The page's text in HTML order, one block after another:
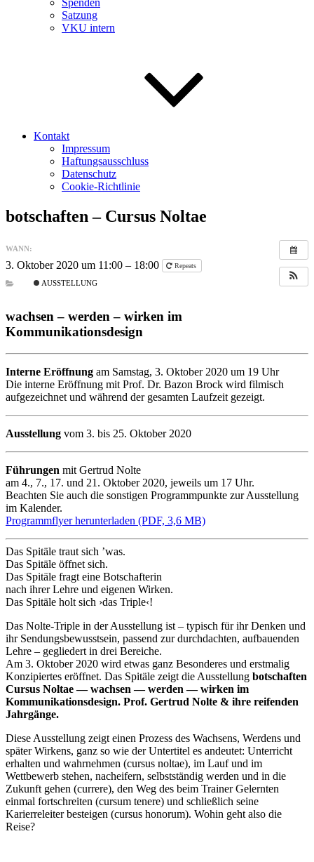
Spenden
Satzung
VKU intern
Kontakt
Impressum
Haftungsausschluss
Datenschutz
Cookie-Richtlinie
botschaften – Cursus Noltae
WANN:
3. Oktober 2020 um 11:00 – 18:00 Repeats
AUSSTELLUNG
wachsen – werden – wirken im
Kommunikationsdesign
Interne Eröffnung am Samstag, 3. Oktober 2020 um 19 Uhr
Die interne Eröffnung mit Prof. Dr. Bazon Brock wird filmisch
aufgezeichnet und während der gesamten Laufzeit gezeigt.
Ausstellung vom 3. bis 25. Oktober 2020
Führungen mit Gertrud Nolte
am 4., 7., 17. und 21. Oktober 2020, jeweils um 17 Uhr.
Beachten Sie auch die sonstigen Programmpunkte zur Ausstellung
im Kalender.
Programmflyer herunterladen (PDF, 3,6 MB)
Das Spitäle traut sich ’was.
Das Spitäle öffnet sich.
Das Spitäle fragt eine Botschafterin
nach ihrer Lehre und eigenen Wirken.
Das Spitäle holt sich ›das Triple‹!
Das Nolte-Triple in der Ausstellung ist – typisch für ihr Denken und
ihr Sendungsbewusstsein, passend zur durchdachten, aufbauenden
Lehre – gegliedert in drei Bereiche.
Am 3. Oktober 2020 wird etwas ganz Besonderes und erstmalig
Konzipiertes eröffnet. Das Spitäle zeigt die Ausstellung botschaften
Cursus Noltae — wachsen — werden — wirken im
Kommunikationsdesign. Prof. Gertrud Nolte & ihre reifenden
Jahrgänge.
Diese Ausstellung zeigt einen Prozess des Wachsens, Werdens und
später Wirkens, ganz so wie der Untertitel es andeutet: Unterricht
erhalten und wahrnehmen (cursus noltae), im Lauf und im
Wettbewerb stehen, nacheifern, selbstständig werden und in die
Zukunft gehen (currere), den Weg des beim Trainer Gelernten
einmal fortschreiten (cursum tenere) und schließlich seine
Karierreleiter besteigen (cursus honorum). Wohin geht also die
Reise?